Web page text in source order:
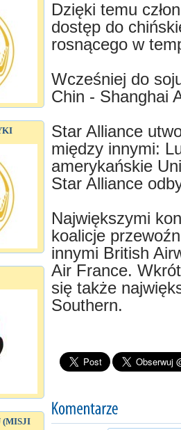
(MISJI
Dzięki temu
dostęp do
rosnącego w
Wcześniej do
Chin - Shanghai
Star Alliance
między innymi:
amerykańskie
Star Alliance
Największymi
koalicje
innymi British
Air France.
się także
Southern.